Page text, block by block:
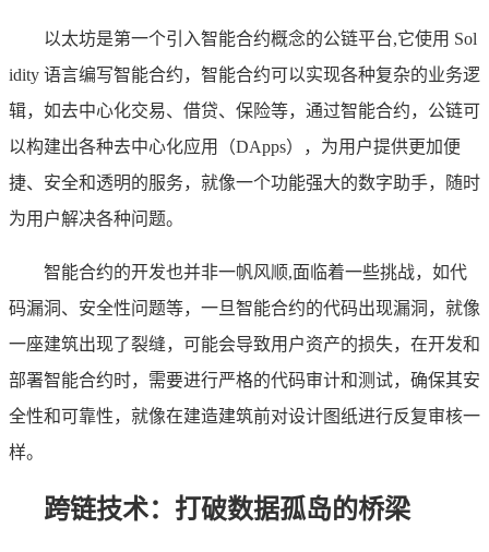
以太坊是第一个引入智能合约概念的公链平台,它使用 Sol
idity 语言编写智能合约，智能合约可以实现各种复杂的业务逻
辑，如去中心化交易、借贷、保险等，通过智能合约，公链可
以构建出各种去中心化应用（DApps），为用户提供更加便
捷、安全和透明的服务，就像一个功能强大的数字助手，随时
为用户解决各种问题。
智能合约的开发也并非一帆风顺,面临着一些挑战，如代
码漏洞、安全性问题等，一旦智能合约的代码出现漏洞，就像
一座建筑出现了裂缝，可能会导致用户资产的损失，在开发和
部署智能合约时，需要进行严格的代码审计和测试，确保其安
全性和可靠性，就像在建造建筑前对设计图纸进行反复审核一
样。
跨链技术：打破数据孤岛的桥梁